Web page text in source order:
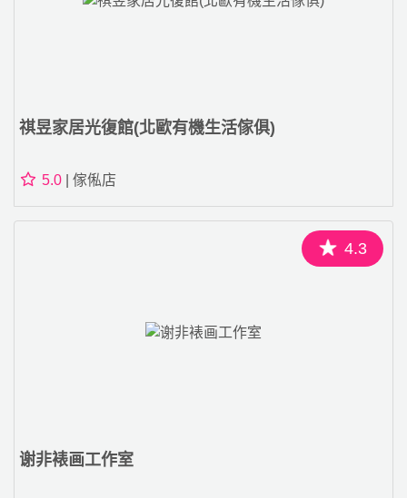
祺昱家居光復館(北歐有機生活傢俱)
5.0 | 傢俬店
4.3
谢非裱画工作室